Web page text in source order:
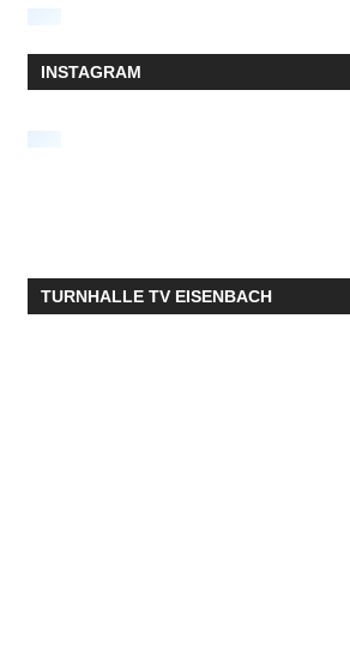
INSTAGRAM
TURNHALLE TV EISENBACH